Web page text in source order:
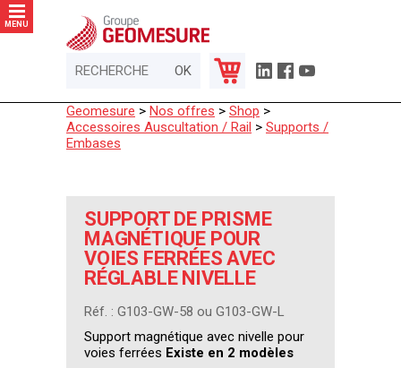
MENU
Geomesure > Nos offres > Shop >
Accessoires Auscultation / Rail > Supports /
Embases
SUPPORT DE PRISME
MAGNÉTIQUE POUR
VOIES FERRÉES AVEC
RÉGLABLE NIVELLE
Réf. : G103-GW-58 ou G103-GW-L
Support magnétique avec nivelle pour
voies ferrées Existe en 2 modèles
Panneau de gestion des cookies